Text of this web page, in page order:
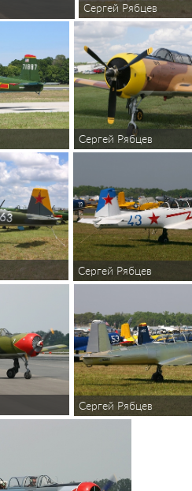
Сергей Рябцев
Сергей Рябцев
Сергей Рябцев
Сергей Рябцев